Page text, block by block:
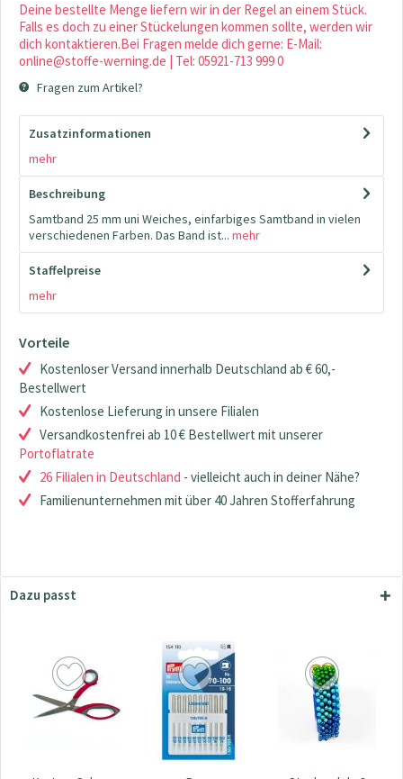
Deine bestellte Menge liefern wir in der Regel an einem Stück.
Falls es doch zu einer Stückelungen kommen sollte, werden wir
dich kontaktieren.Bei Fragen melde dich gerne: E-Mail:
online@stoffe-werning.de | Tel: 05921-713 999 0
Fragen zum Artikel?
Zusatzinformationen
mehr
Beschreibung
Samtband 25 mm uni Weiches, einfarbiges Samtband in vielen
verschiedenen Farben. Das Band ist... mehr
Staffelpreise
mehr
Vorteile
Kostenloser Versand innerhalb Deutschland ab € 60,-
Bestellwert
Kostenlose Lieferung in unsere Filialen
Versandkostenfrei ab 10 € Bestellwert mit unserer
Portoflatrate
26 Filialen in Deutschland - vielleicht auch in deiner Nähe?
Familienunternehmen mit über 40 Jahren Stofferfahrung
Dazu passt